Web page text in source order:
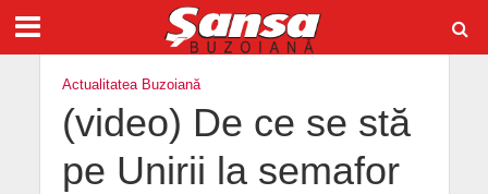
Actualitatea Buzoiană
(video) De ce se stă
pe Unirii la semafor